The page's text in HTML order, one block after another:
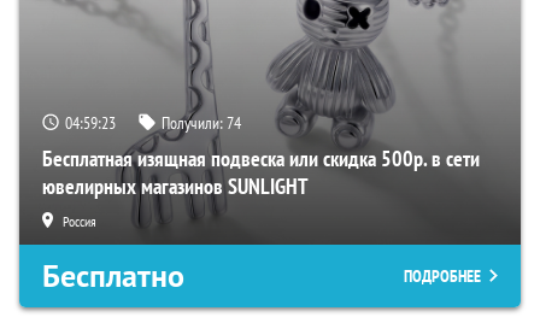
04:59:22 Получили:74
Бесплатная изящная подвеска или скидка 500р. в сети
ювелирных магазинов SUNLIGHT
Россия
Бесплатно ПОДРОБНЕЕ